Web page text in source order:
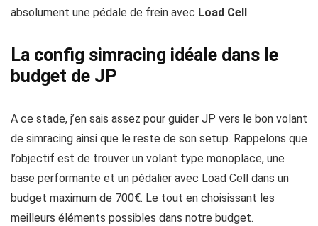
absolument une pédale de frein avec Load Cell.
La config simracing idéale dans le
budget de JP
A ce stade, j’en sais assez pour guider JP vers le bon volant
de simracing ainsi que le reste de son setup. Rappelons que
l’objectif est de trouver un volant type monoplace, une
base performante et un pédalier avec Load Cell dans un
budget maximum de 700€. Le tout en choisissant les
meilleurs éléments possibles dans notre budget.